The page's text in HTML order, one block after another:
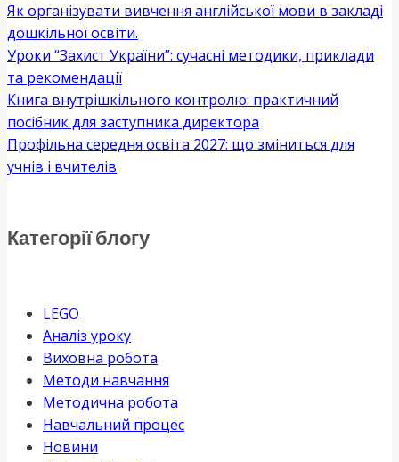
Як організувати вивчення англійської мови в закладі
дошкільної освіти.
Уроки “Захист України”: сучасні методики, приклади
та рекомендації
Книга внутрішкільного контролю: практичний
посібник для заступника директора
Профільна середня освіта 2027: що зміниться для
учнів і вчителів
Категорії блогу
LEGO
Аналіз уроку
Виховна робота
Методи навчання
Методична робота
Навчальний процес
Новини